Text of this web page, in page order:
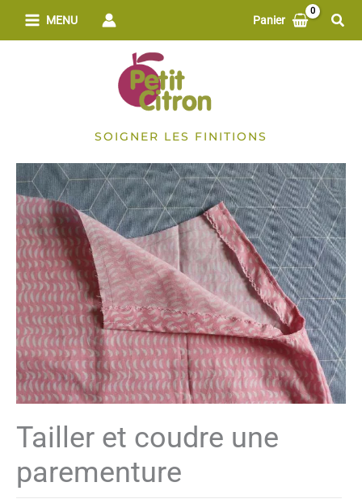
MENU Panier
SOIGNER LES FINITIONS
Tailler et coudre une
parementure